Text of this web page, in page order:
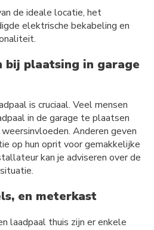
de ideale locatie, het
elektrische bekabeling en
bij plaatsing in garage
is cruciaal. Veel mensen
in de garage te plaatsen
Anderen geven
op hun oprit voor gemakkelijke
kan je adviseren over de
en meterkast
laadpaal thuis zijn er enkele